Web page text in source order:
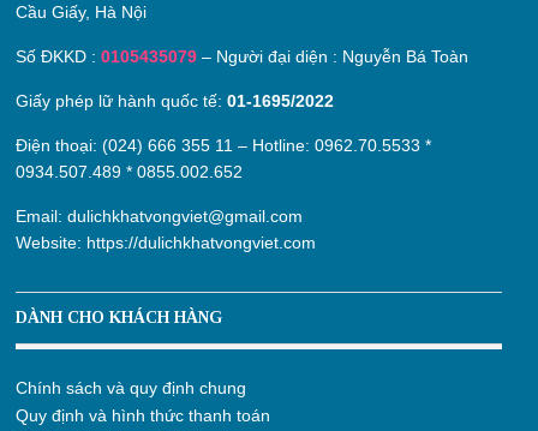
Cầu Giấy, Hà Nội
Số ĐKKD :0105435079 – Người đại diện : Nguyễn Bá Toàn
Giấy phép lữ hành quốc tế:01-1695/2022
Điện thoại: (024) 666 355 11 – Hotline:0962.70.5533 *
0934.507.489 *0855.002.652
Email:dulichkhatvongviet@gmail.com
Website: https://dulichkhatvongviet.com
DÀNH CHO KHÁCH HÀNG
Chính sách và quy định chung
Quy định và hình thức thanh toán